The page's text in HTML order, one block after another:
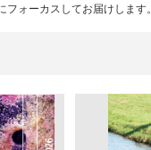
フォーカスしてお届けします。